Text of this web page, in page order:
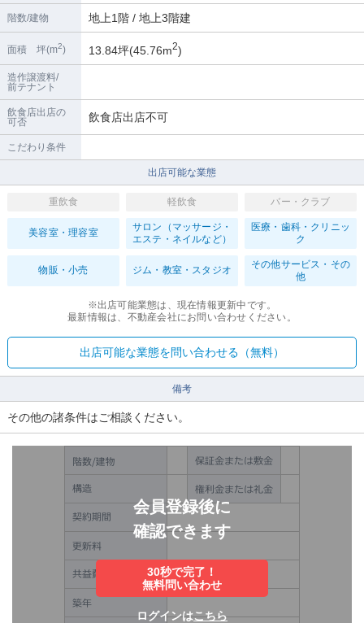
階数/建物 地上1階 / 地上3階建
面積 坪(m2) 13.84坪(45.76m2)
造作譲渡料/
前テナント
飲食店出店の
可否
飲食店出店不可
こだわり条件
出店可能な業態
重飲食 軽飲食 バー・クラブ
美容室・理容室
サロン（マッサージ・
エステ・ネイルなど）
医療・歯科・クリニッ
ク
物販・小売 ジム・教室・スタジオ
その他サービス・その
他
※出店可能業態は、現在情報更新中です。
最新情報は、不動産会社にお問い合わせください。
出店可能な業態を問い合わせる（無料）
備考
その他の諸条件はご相談ください。
会員登録後に
確認できます
30秒で完了！
無料問い合わせ
ログインはこちら